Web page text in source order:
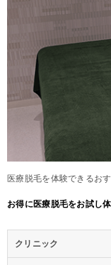
医療脱毛を体験できるお
お得に医療脱毛をお試し
クリニック